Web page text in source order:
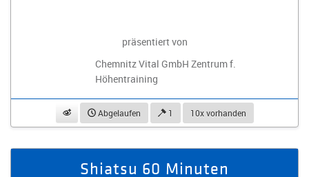
präsentiert von
Chemnitz Vital GmbH Zentrum f.
Höhentraining
beobachtenAbgelaufen 1 10x vorhanden
Shiatsu 60 Minuten